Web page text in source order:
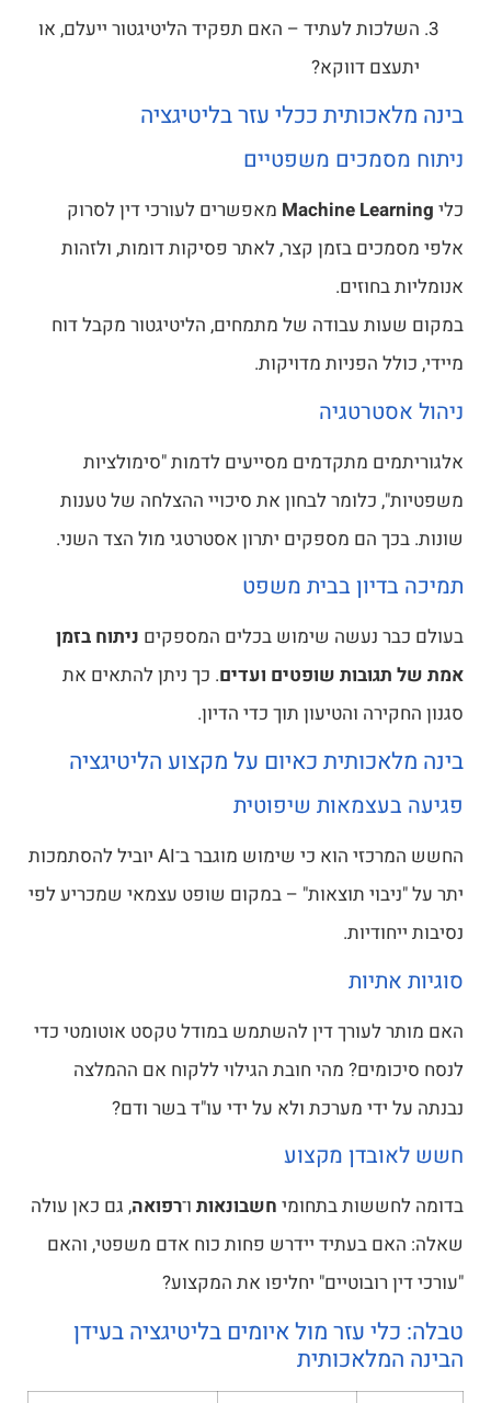
השלכות לעתיד – האם תפקיד הליטיגטור ייעלם, או
יתעצם דווקא?
בינה מלאכותית ככלי עזר בליטיגציה
ניתוח מסמכים משפטיים
כלי Machine Learning מאפשרים לעורכי דין לסרוק
אלפי מסמכים בזמן קצר, לאתר פסיקות דומות, ולזהות
אנומליות בחוזים.
במקום שעות עבודה של מתמחים, הליטיגטור מקבל דוח
מיידי, כולל הפניות מדויקות.
ניהול אסטרטגיה
אלגוריתמים מתקדמים מסייעים לדמות "סימולציות
משפטיות", כלומר לבחון את סיכויי ההצלחה של טענות
שונות. בכך הם מספקים יתרון אסטרטגי מול הצד השני.
תמיכה בדיון בבית משפט
בעולם כבר נעשה שימוש בכלים המספקים ניתוח בזמן
אמת של תגובות שופטים ועדים. כך ניתן להתאים את
סגנון החקירה והטיעון תוך כדי הדיון.
בינה מלאכותית כאיום על מקצוע הליטיגציה
פגיעה בעצמאות שיפוטית
החשש המרכזי הוא כי שימוש מוגבר ב־AI יוביל להסתמכות
יתר על "ניבוי תוצאות" – במקום שופט עצמאי שמכריע לפי
נסיבות ייחודיות.
סוגיות אתיות
האם מותר לעורך דין להשתמש במודל טקסט אוטומטי כדי
לנסח סיכומים? מהי חובת הגילוי ללקוח אם ההמלצה
נבנתה על ידי מערכת ולא על ידי עו"ד בשר ודם?
חשש לאובדן מקצוע
בדומה לחששות בתחומי חשבונאות ו־רפואה, גם כאן עולה
שאלה: האם בעתיד יידרש פחות כוח אדם משפטי, והאם
"עורכי דין רובוטיים" יחליפו את המקצוע?
טבלה: כלי עזר מול איומים בליטיגציה בעידן
הבינה המלאכותית